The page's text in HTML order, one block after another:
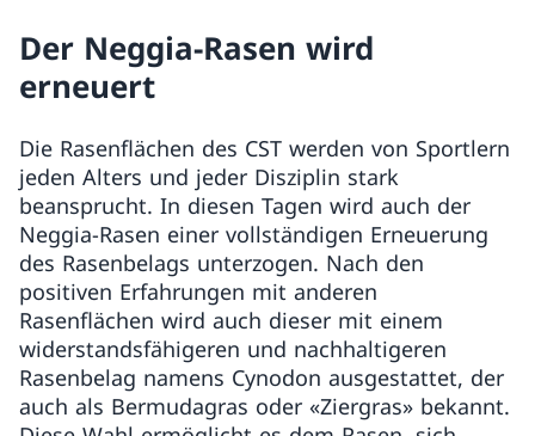
Der Neggia-Rasen wird
erneuert
Die Rasenflächen des CST werden von Sportlern
jeden Alters und jeder Disziplin stark
beansprucht. In diesen Tagen wird auch der
Neggia-Rasen einer vollständigen Erneuerung
des Rasenbelags unterzogen. Nach den
positiven Erfahrungen mit anderen
Rasenflächen wird auch dieser mit einem
widerstandsfähigeren und nachhaltigeren
Rasenbelag namens Cynodon ausgestattet, der
auch als Bermudagras oder «Ziergras» bekannt.